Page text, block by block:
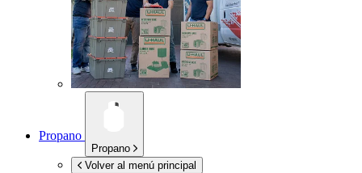
Propano
Propano
Volver al menú principal